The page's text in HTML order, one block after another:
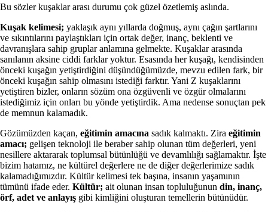
Bu sözler kuşaklar arası durumu çok güzel özetlemiş aslında.
Kuşak kelimesi; yaklaşık aynı yıllarda doğmuş, aynı çağın şartlarını
ve sıkıntılarını paylaştıkları için ortak değer, inanç, beklenti ve
davranışlara sahip gruplar anlamına gelmekte. Kuşaklar arasında
sanılanın aksine ciddi farklar yoktur. Esasında her kuşağı, kendisinden
önceki kuşağın yetiştirdiğini düşündüğümüzde, mevzu edilen fark, bir
önceki kuşağın sahip olmasını istediği farktır. Yani Z kuşaklarını
yetiştiren bizler, onların sözüm ona özgüvenli ve özgür olmalarını
istediğimiz için onları bu yönde yetiştirdik. Ama nedense sonuçtan pek
de memnun kalamadık.
Gözümüzden kaçan, eğitimin amacına sadık kalmaktı. Zira eğitimin
amacı; gelişen teknoloji ile beraber sahip olunan tüm değerleri, yeni
nesillere aktararak toplumsal bütünlüğü ve devamlılığı sağlamaktır. İşte
bizim hatamız, ne kültürel değerlere ne de diğer değerlerimize sadık
kalamadığımızdır. Kültür kelimesi tek başına, insanın yaşamının
tümünü ifade eder. Kültür; ait olunan insan topluluğunun din, inanç,
örf, adet ve anlayış gibi kimliğini oluşturan temellerin bütünüdür.